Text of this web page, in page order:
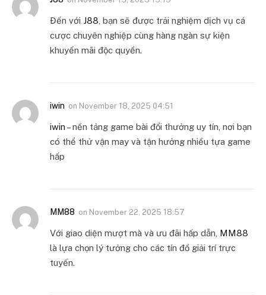
Đến với J88 , bạn sẽ được trải nghiệm dịch vụ cá
cược chuyên nghiệp cùng hàng ngàn sự kiện
khuyến mãi độc quyền.
iwin on November 18, 2025 04:51
iwin – nền tảng game bài đổi thưởng uy tín, nơi bạn
có thể thử vận may và tận hưởng nhiều tựa game
hấp
MM88 on November 22, 2025 18:57
Với giao diện mượt mà và ưu đãi hấp dẫn, MM88
là lựa chọn lý tưởng cho các tín đồ giải trí trực
tuyến.